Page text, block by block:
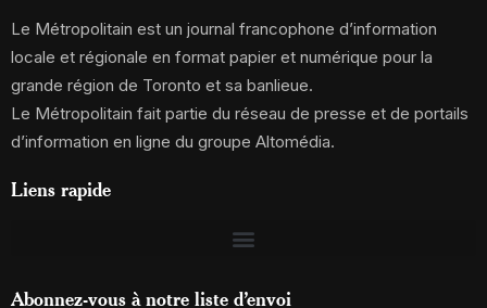
Le Métropolitain est un journal francophone d’information
locale et régionale en format papier et numérique pour la
grande région de Toronto et sa banlieue.
Le Métropolitain fait partie du réseau de presse et de portails
d’information en ligne du groupe Altomédia.
Liens rapide
Abonnez-vous à notre liste d’envoi